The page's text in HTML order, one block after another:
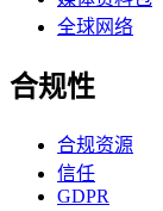
全球网络
合规性
合规资源
信任
GDPR